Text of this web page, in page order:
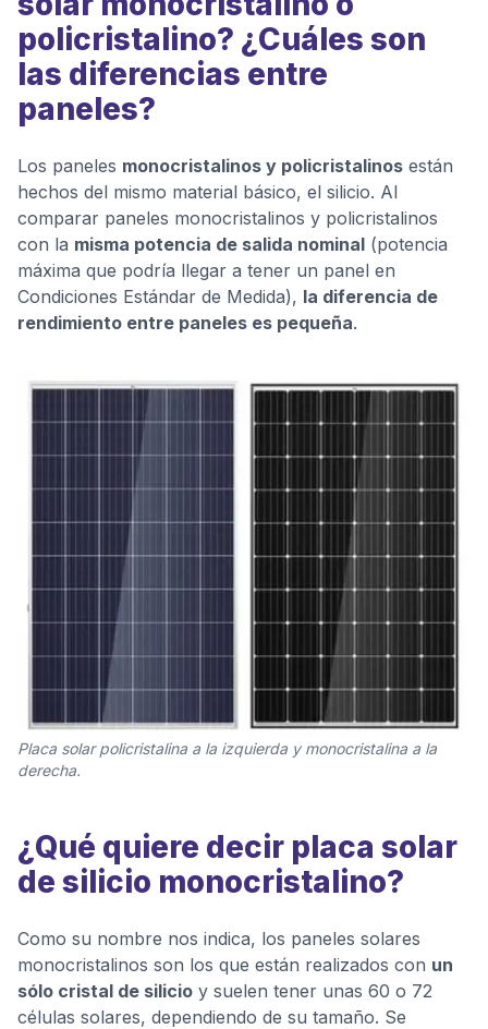
policristalino? ¿Cuáles son
las diferencias entre
paneles?
Los paneles monocristalinos y policristalinos están
hechos del mismo material básico, el silicio. Al
comparar paneles monocristalinos y policristalinos
con la misma potencia de salida nominal (potencia
máxima que podría llegar a tener un panel en
Condiciones Estándar de Medida), la diferencia de
rendimiento entre paneles es pequeña.
Placa solar policristalina a la izquierda y monocristalina a la
derecha.
¿Qué quiere decir placa solar
de silicio monocristalino?
Como su nombre nos indica, los paneles solares
monocristalinos son los que están realizados con un
sólo cristal de silicio y suelen tener unas 60 o 72
células solares, dependiendo de su tamaño. Se